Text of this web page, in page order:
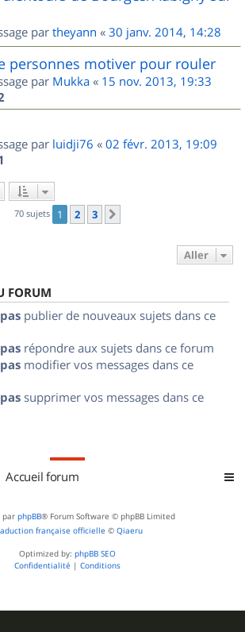
par theyann « 30 janv. 2014, 14:28
personnes motiver pour rouler
par Mukka « 15 nov. 2013, 19:33
par luidji76 « 02 févr. 2013, 19:09
70 sujets 1 2 3
Aller
FORUM
publier de nouveaux sujets dans ce
répondre aux sujets dans ce forum
modifier vos messages dans ce
supprimer vos messages dans ce
Accueil forum
par phpBB® Forum Software © phpBB Limited
française officielle © Qiaeru
Optimized by: phpBB SEO
Confidentialité | Conditions